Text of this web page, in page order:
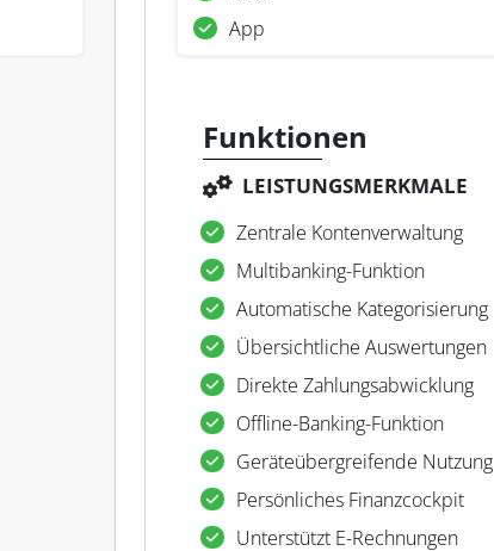
App
Funktionen
LEISTUNGSMERKMALE
Zentrale Kontenverwaltung
Multibanking-Funktion
Automatische Kategorisierung
Übersichtliche Auswertungen
Direkte Zahlungsabwicklung
Offline-Banking-Funktion
Geräteübergreifende Nutzung
Persönliches Finanzcockpit
Unterstützt E-Rechnungen